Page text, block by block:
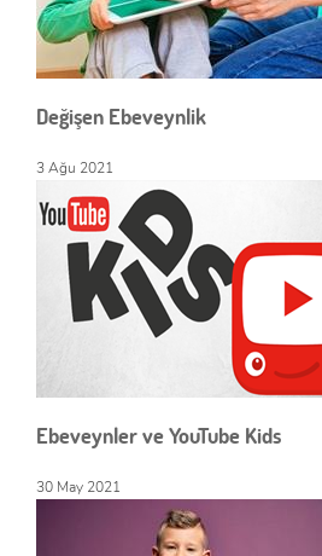
GIRIŞ
E-Posta:
Şifre:
Beni Hatırla
ÜYE
Ad Soyad:
E-Posta:
Değişen Ebeveynlik
3 Ağu 2021
Ebeveynler ve YouTube Kids
30 May 2021